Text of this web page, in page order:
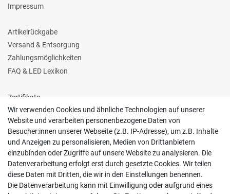
Impressum
Artikelrückgabe
Versand & Entsorgung
Zahlungsmöglichkeiten
FAQ & LED Lexikon
Zertifikate
Wir verwenden Cookies und ähnliche Technologien auf unserer
Website und verarbeiten personenbezogene Daten von
Besucher:innen unserer Webseite (z.B. IP-Adresse), um z.B. Inhalte
und Anzeigen zu personalisieren, Medien von Drittanbietern
einzubinden oder Zugriffe auf unsere Website zu analysieren. Die
Datenverarbeitung erfolgt erst durch gesetzte Cookies. Wir teilen
diese Daten mit Dritten, die wir in den Einstellungen benennen.
Die Datenverarbeitung kann mit Einwilligung oder aufgrund eines